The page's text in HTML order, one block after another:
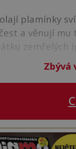
plamínky
a věnují mu
zemřelých
Zbývá